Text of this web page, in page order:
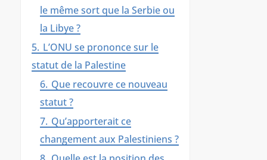
le même sort que la Serbie ou
la Libye ?
5. L’ONU se prononce sur le
statut de la Palestine
6. Que recouvre ce nouveau
statut ?
7. Qu’apporterait ce
changement aux Palestiniens ?